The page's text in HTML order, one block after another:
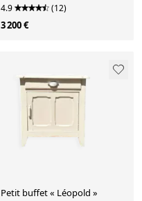
4.9 (12)
3 200 €
Petit buffet « Léopold »